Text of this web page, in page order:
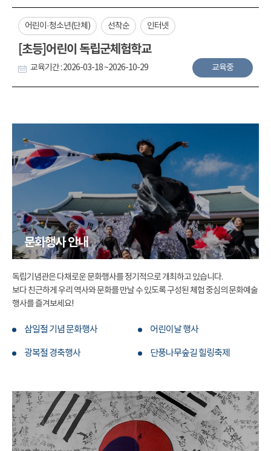
어린이·청소년(단체) 선착순 인터넷
[초등]어린이 독립군체험학교
교육기간 : 2026-03-18 ~2026-10-29 교육중
문화행사 안내
독립기념관은 다채로운 문화행사를 정기적으로 개최하고 있습니다.
보다 친근하게 우리 역사와 문화를 만날 수 있도록 구성된 체험 중심의 문화예술
행사를 즐겨보세요!
삼일절 기념 문화행사 어린이날 행사
광복절 경축행사 단풍나무숲길 힐링축제